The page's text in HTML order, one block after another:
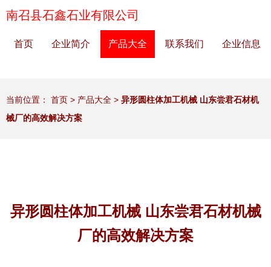
南召县石鑫石业有限公司
首页 企业简介 产品大全 联系我们 企业信息
当前位置： 首页 > 产品大全 > 异形圆柱体加工机械 山东尝君石材机
械厂的高效解决方案
异形圆柱体加工机械 山东尝君石材机械
厂的高效解决方案